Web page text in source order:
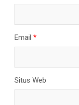
Email *
Situs Web